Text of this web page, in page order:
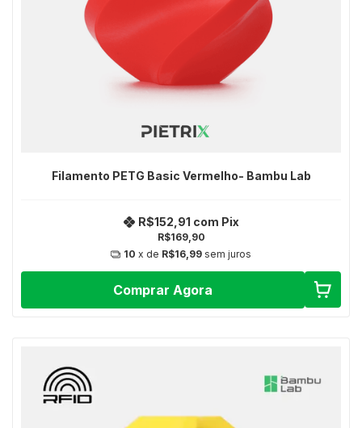
Filamento PETG Basic Vermelho- Bambu Lab
R$169,90
R$152,91 com Pix
10 x de R$16,99 sem juros
Comprar Agora